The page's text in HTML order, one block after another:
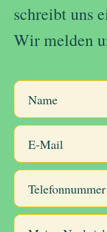
schreibt uns
Wir melden